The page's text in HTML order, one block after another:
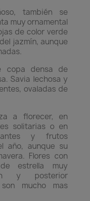
también se
muy ornamental
de color verde
jazmín, aunque
copa densa de
Savia lechosa y
ovaladas de
a florecer, en
solitarias o en
y frutos
año, aunque su
Flores con
estrella muy
y posterior
mucho mas